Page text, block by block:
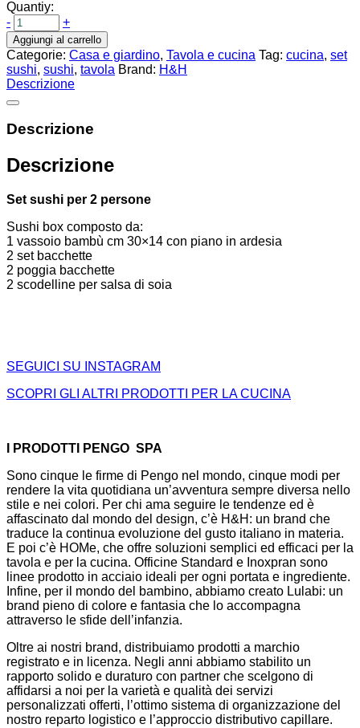
Quantiy:
-
+
Aggiungi al carrello
Categorie: Casa e giardino, Tavola e cucina Tag: cucina, set
sushi, sushi, tavola Brand: H&H
Descrizione
Descrizione
Descrizione
Set sushi per 2 persone
Sushi box composto da:
1 vassoio bambù cm 30×14 con piano in ardesia
2 set bacchette
2 poggia bacchette
2 scodelline per salsa di soia
SEGUICI SU INSTAGRAM
SCOPRI GLI ALTRI PRODOTTI PER LA CUCINA
I PRODOTTI PENGO SPA
Sono cinque le firme di Pengo nel mondo, cinque modi per
rendere la vita quotidiana un’avventura sempre diversa nello
stile e nei colori. Per chi ama seguire le tendenze ed è
affascinato dal mondo del design, c’è H&H: un brand che
traduce la continua evoluzione del gusto italiano in materia.
E poi c’è HOMe, che offre soluzioni semplici ed efficaci per la
tavola e per la cucina. Officine Standard e Inoxpran sono
linee prodotto in acciaio ideali per ogni portata e ingrediente.
Infine, per il mondo del bambino, abbiamo creato Lulabi: un
brand pieno di colore e fantasia che lo accompagna
attraverso le sfide dell’infanzia.
Oltre ai nostri brand, distribuiamo prodotti a marchio
registrato e in licenza. Negli anni abbiamo stabilito un
rapporto solido e duraturo con partner che scelgono di
affidarsi a noi per la varietà e qualità dei servizi
personalizzati offerti, l’ottimo sistema di organizzazione del
nostro reparto logistico e l’approccio distributivo capillare.